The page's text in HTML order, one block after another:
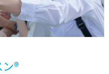
®